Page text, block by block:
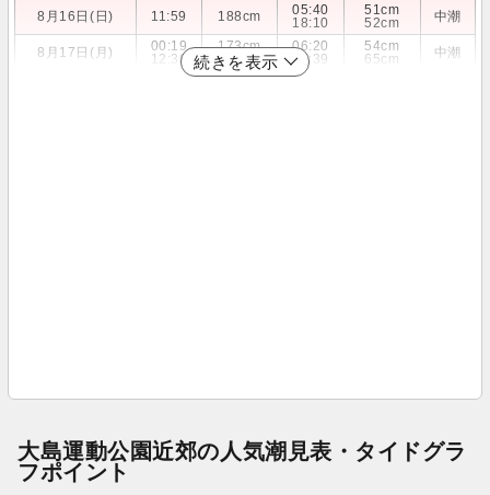
8月16日(日) 11:59 188cm
05:40
18:10
51cm
52cm
中潮
8月17日(月)
00:19
12:30
173cm
173cm
06:20
18:39
54cm
65cm
中潮
続きを表示
大島運動公園近郊の人気潮見表・タイドグラ
フポイント